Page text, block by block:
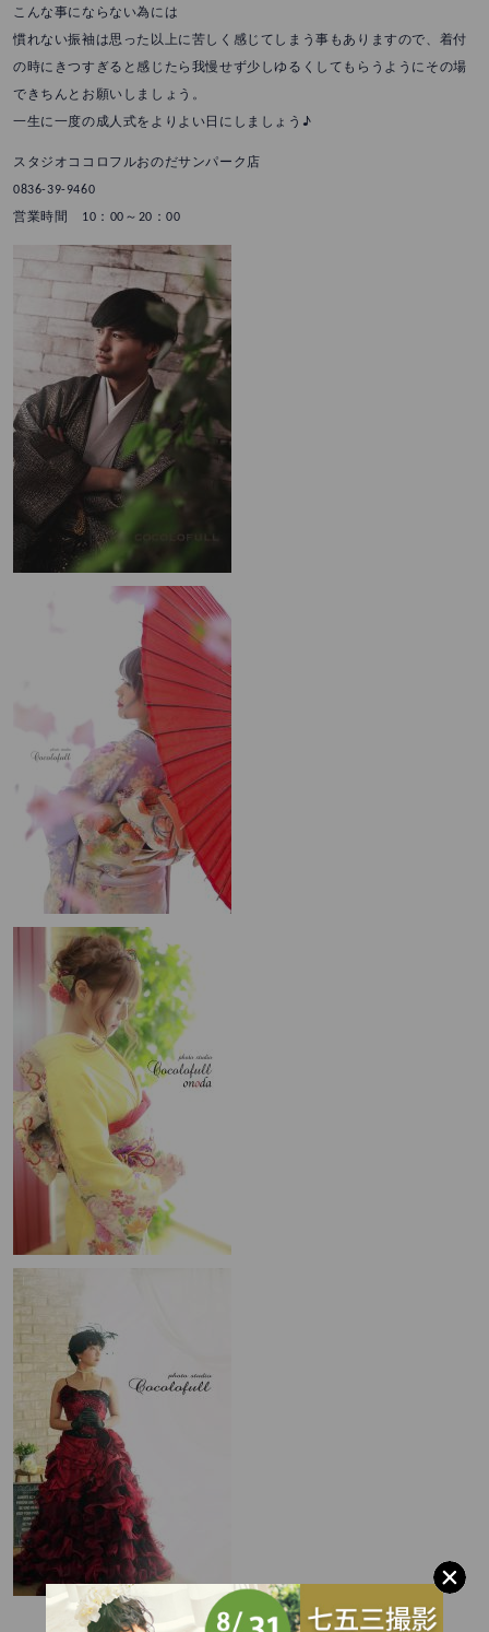
こんな事にならない為には
慣れない振袖は思った以上に苦しく感じてしまう事もありますので、着付
の時にきつすぎると感じたら我慢せず少しゆるくしてもらうようにその場
できちんとお願いしましょう。
一生に一度の成人式をよりよい日にしましょう♪
スタジオココロフルおのだサンパーク店
0836-39-9460
営業時間 10：00～20：00